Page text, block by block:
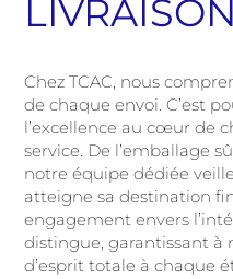
LIVRAISON
Chez TCAC, nous
de chaque envoi. C’est
l’excellence au cœur de
service. De l’emballage
notre équipe dédiée
atteigne sa destination
engagement envers
distingue, garantissant à
d’esprit totale à chaque